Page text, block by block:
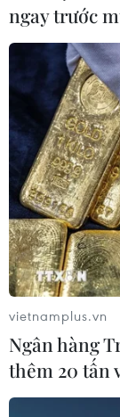
Thủ
xuất và
11/06/2023 10:56
Chiều 11/6,
hình sản xuất
Mông Dương
than cho các
ngay trước
vietnamplus.vn
Ngân hàng
thêm 20 tấn